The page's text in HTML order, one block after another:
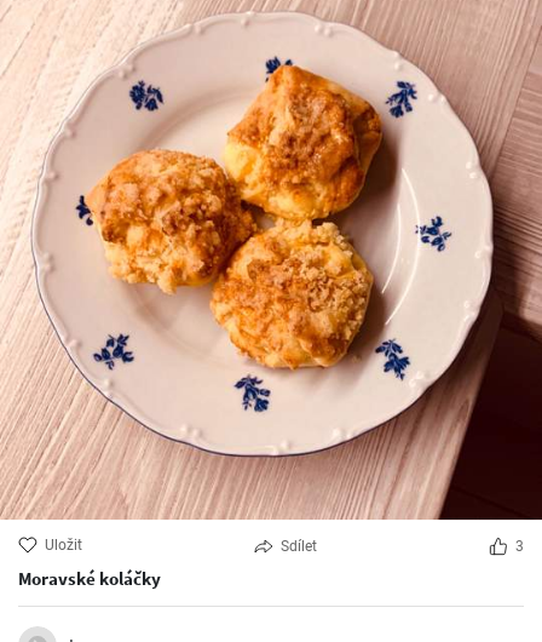
Uložit Sdílet 3
Moravské koláčky